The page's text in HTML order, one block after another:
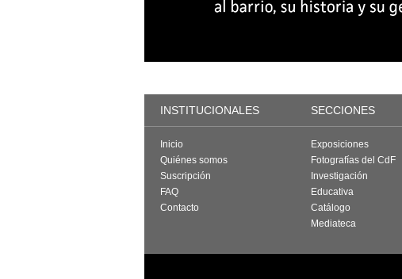
INSTITUCIONALES SECCIONES
Inicio
Quiénes somos
Suscripción
FAQ
Contacto
Exposiciones
Fotografías del CdF
Investigación
Educativa
Catálogo
Mediateca